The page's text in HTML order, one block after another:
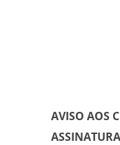
AVISO AOS